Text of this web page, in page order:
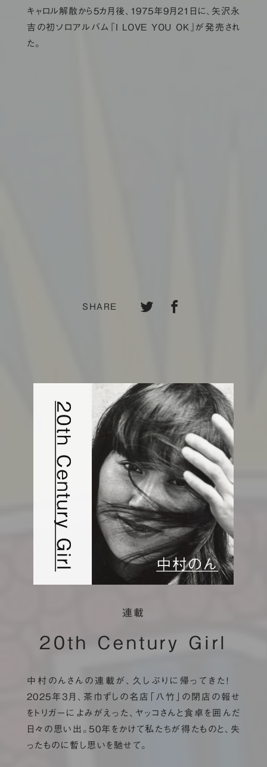
キャロル解散から5カ月後、1975年9月21日に、矢沢永
吉の初ソロアルバム『I LOVE YOU OK』が発売され
た。
SHARE
連載
20th Century Girl
中村のんさんの連載が、久しぶりに帰ってきた！
2025年3月、茶巾ずしの名店「八竹」の閉店の報せ
をトリガーによみがえった、ヤッコさんと食卓を囲んだ
日々の思い出。50年をかけて私たちが得たものと、失
ったものに暫し思いを馳せて。